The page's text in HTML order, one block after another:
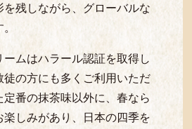
を残しながら、グローバルな
ームはハラール認証を取得し
徒の方にも多くご利用いただ
番の抹茶味以外に、春なら
しみがあり、日本の四季を